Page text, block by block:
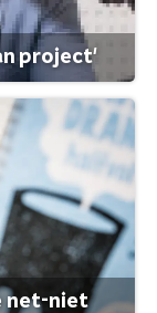
project'
net-niet